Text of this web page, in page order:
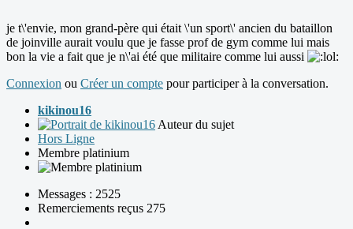
je t\'envie, mon grand-père qui était \'un sport\' ancien du bataillon
de joinville aurait voulu que je fasse prof de gym comme lui mais
bon la vie a fait que je n\'ai été que militaire comme lui aussi
Connexion ou Créer un compte pour participer à la conversation.
kikinou16
Auteur du sujet
Hors Ligne
Membre platinium
Messages : 2525
Remerciements reçus 275